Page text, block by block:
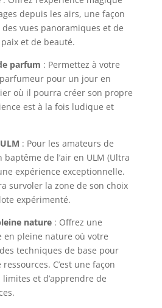
depuis les airs, une façon
vues panoramiques et de
et de beauté.
parfum : Permettez à votre
pour un jour en
où il pourra créer son propre
est à la fois ludique et
: Pour les amateurs de
de l’air en ULM (Ultra
expérience exceptionnelle.
survoler la zone de son choix
expérimenté.
nature: Offrez une
en pleine nature où votre
techniques de base pour
C’est une façon
et d’apprendre de